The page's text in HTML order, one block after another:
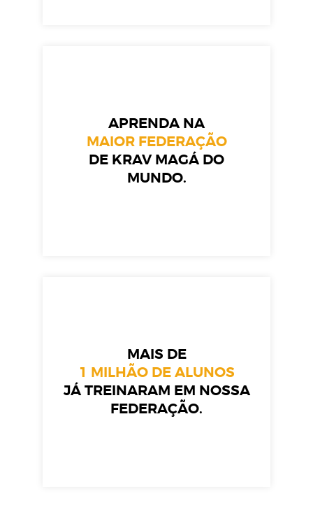
APRENDA NA
MAIOR FEDERAÇÃO
DE KRAV MAGÁ DO
MUNDO.
MAIS DE
1 MILHÃO DE ALUNOS
JÁ TREINARAM EM NOSSA
FEDERAÇÃO.